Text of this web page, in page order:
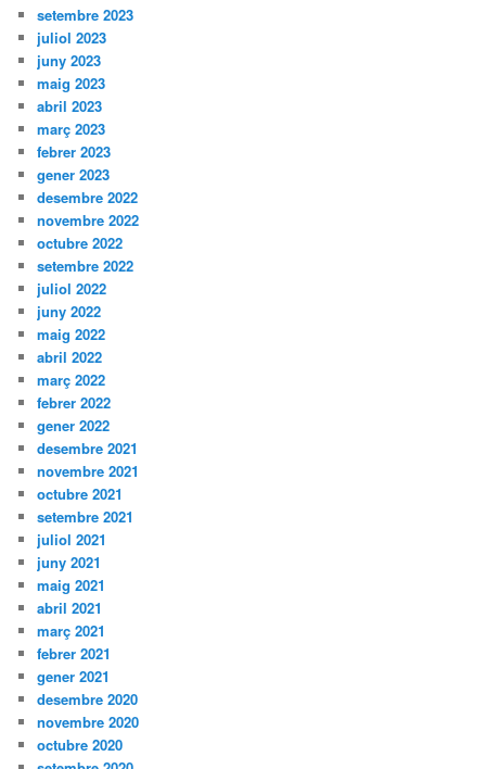
setembre 2023
juliol 2023
juny 2023
maig 2023
abril 2023
març 2023
febrer 2023
gener 2023
desembre 2022
novembre 2022
octubre 2022
setembre 2022
juliol 2022
juny 2022
maig 2022
abril 2022
març 2022
febrer 2022
gener 2022
desembre 2021
novembre 2021
octubre 2021
setembre 2021
juliol 2021
juny 2021
maig 2021
abril 2021
març 2021
febrer 2021
gener 2021
desembre 2020
novembre 2020
octubre 2020